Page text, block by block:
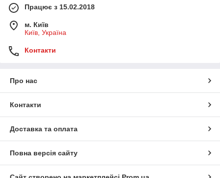
Працює з 15.02.2018
м. Київ
Київ, Україна
Контакти
Про нас
Контакти
Доставка та оплата
Повна версія сайту